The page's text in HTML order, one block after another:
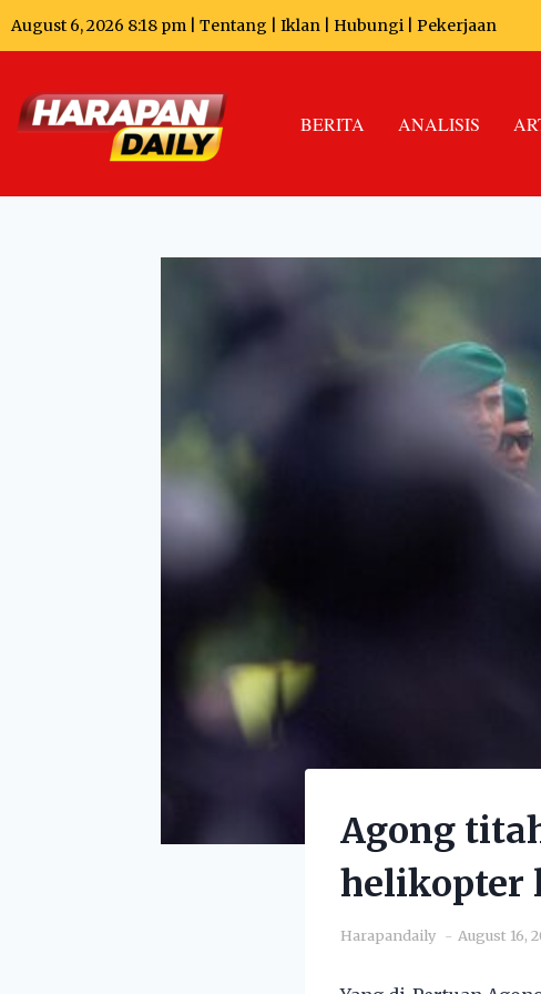
August 6, 2026 8:18 pm | Tentang Iklan Hubungi Pekerjaan
BERITA ANALISIS
Agong
helikopter
Harapandaily August 16,